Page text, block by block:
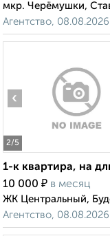
мкр. Черёмушки,
Агентство, 08.08.2026
2/5
‹
1-к квартира, на
10 000 ₽ в месяц
ЖК Центральный,
Агентство, 08.08.2026